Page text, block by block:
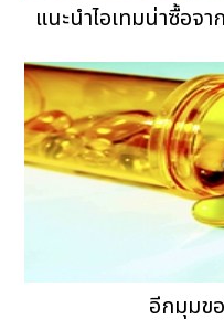
แนะนำไอเทมน่าซื้อ
อีกมุมข